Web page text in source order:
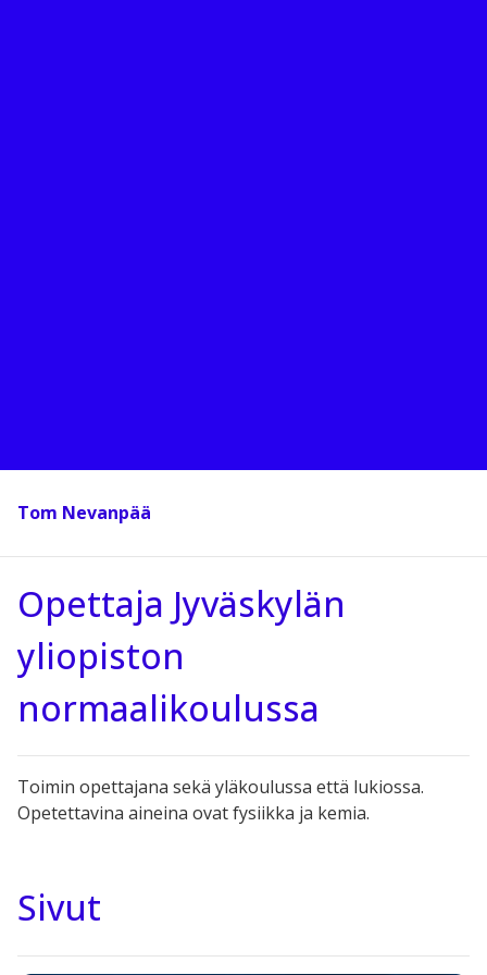
Tom Nevanpää
Opettaja Jyväskylän
yliopiston
normaalikoulussa
Toimin opettajana sekä yläkoulussa että lukiossa.
Opetettavina aineina ovat fysiikka ja kemia.
Sivut